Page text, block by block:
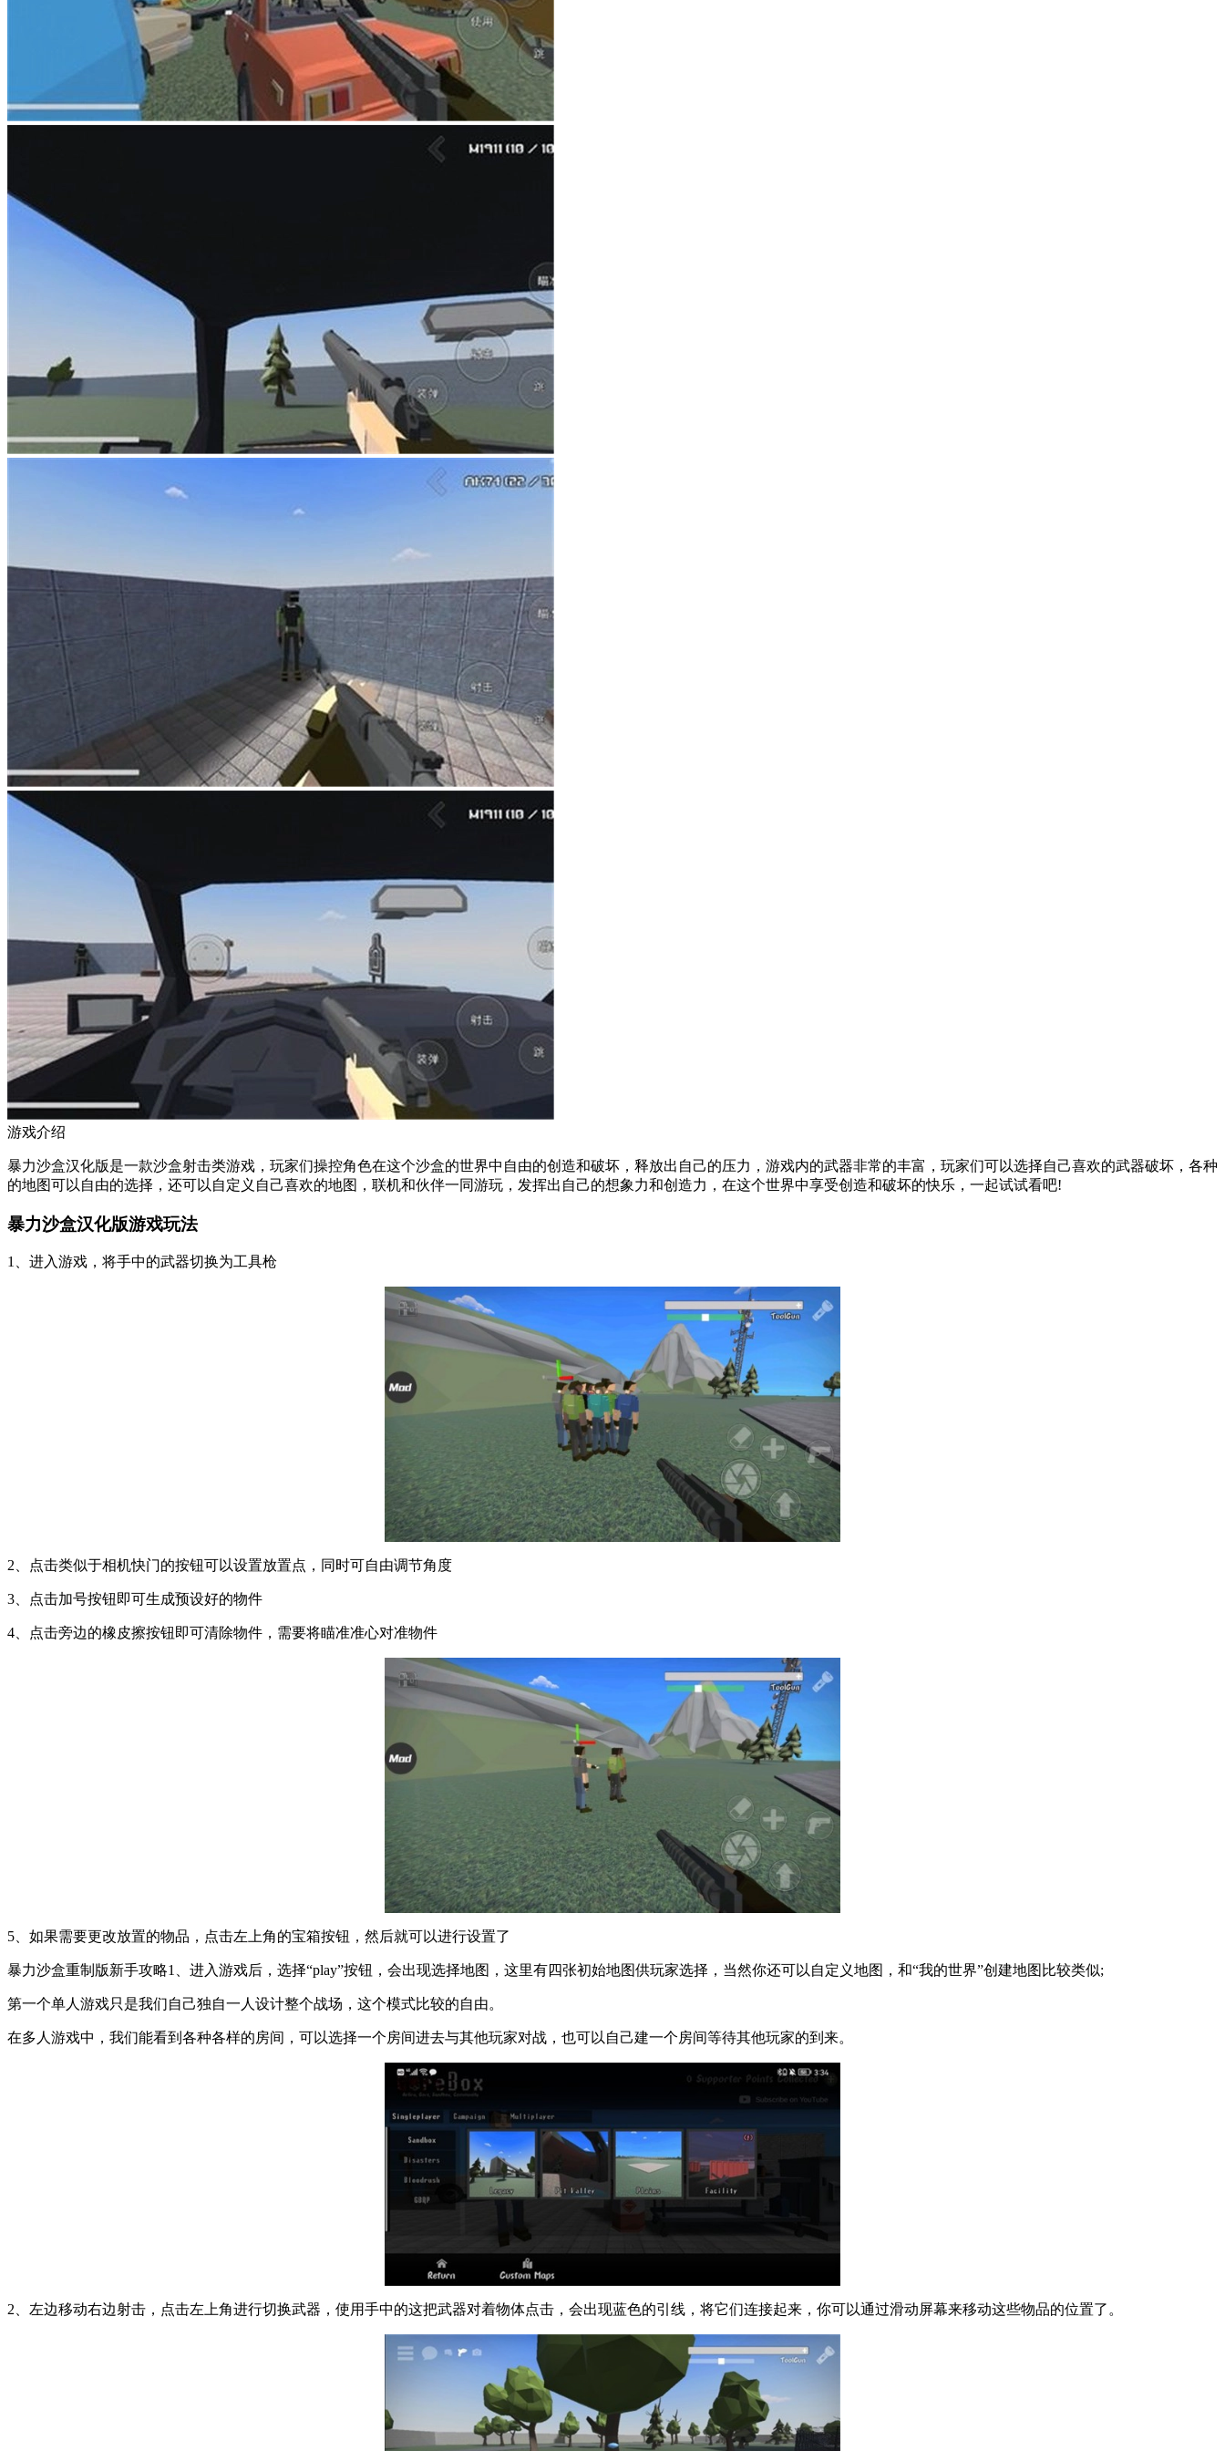
游戏介绍
暴力沙盒汉化版是一款沙盒射击类游戏，玩家们操控角色在这个沙盒的世界中自由的创造和破坏，释放出自己的压力，游戏内的武器非常的丰富，玩家们可以选择自己喜欢的武器破坏，各种
的地图可以自由的选择，还可以自定义自己喜欢的地图，联机和伙伴一同游玩，发挥出自己的想象力和创造力，在这个世界中享受创造和破坏的快乐，一起试试看吧!
暴力沙盒汉化版游戏玩法
1、进入游戏，将手中的武器切换为工具枪
2、点击类似于相机快门的按钮可以设置放置点，同时可自由调节角度
3、点击加号按钮即可生成预设好的物件
4、点击旁边的橡皮擦按钮即可清除物件，需要将瞄准准心对准物件
5、如果需要更改放置的物品，点击左上角的宝箱按钮，然后就可以进行设置了
暴力沙盒重制版新手攻略1、进入游戏后，选择“play”按钮，会出现选择地图，这里有四张初始地图供玩家选择，当然你还可以自定义地图，和“我的世界”创建地图比较类似;
第一个单人游戏只是我们自己独自一人设计整个战场，这个模式比较的自由。
在多人游戏中，我们能看到各种各样的房间，可以选择一个房间进去与其他玩家对战，也可以自己建一个房间等待其他玩家的到来。
2、左边移动右边射击，点击左上角进行切换武器，使用手中的这把武器对着物体点击，会出现蓝色的引线，将它们连接起来，你可以通过滑动屏幕来移动这些物品的位置了。